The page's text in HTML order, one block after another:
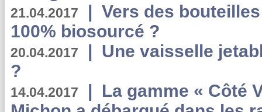
21.04.2017 | Vers des
100% biosourcé ?
20.04.2017 | Une vaisselle
?
14.04.2017 | La gamme « Côté